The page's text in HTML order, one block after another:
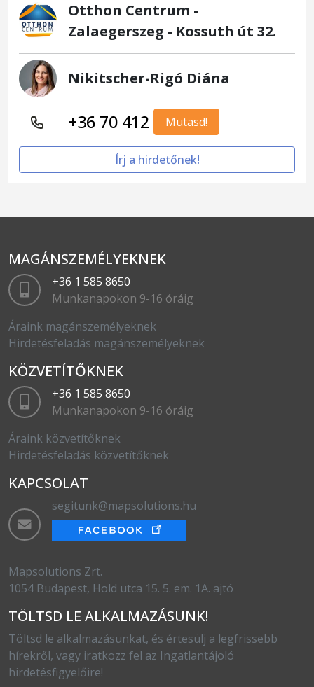
Otthon Centrum -
Zalaegerszeg - Kossuth út 32.
Nikitscher-Rigó Diána
+36 70 412 Mutasd!
Írj a hirdetőnek!
MAGÁNSZEMÉLYEKNEK
+36 1 585 8650
Munkanapokon 9-16 óráig
Áraink magánszemélyeknek
Hirdetésfeladás magánszemélyeknek
KÖZVETÍTŐKNEK
+36 1 585 8650
Munkanapokon 9-16 óráig
Áraink közvetítőknek
Hirdetésfeladás közvetítőknek
KAPCSOLAT
segitunk@mapsolutions.hu
Mapsolutions Zrt.
1054 Budapest, Hold utca 15. 5. em. 1A. ajtó
TÖLTSD LE ALKALMAZÁSUNK!
Töltsd le alkalmazásunkat, és értesülj a legfrissebb
hírekről, vagy iratkozz fel az Ingatlantájoló
hirdetésfigyelőire!